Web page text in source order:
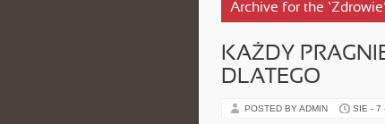
Archive for the
KAŻDY
DLATEGO
POSTED BY ADMIN SIE - 7